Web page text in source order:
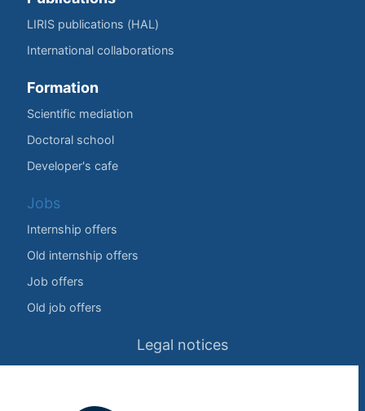
LIRIS publications (HAL)
International collaborations
Formation
Scientific mediation
Doctoral school
Developer's cafe
Jobs
Internship offers
Old internship offers
Job offers
Old job offers
Legal notices